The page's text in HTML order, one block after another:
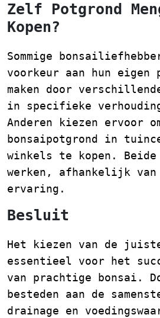
Zelf Potgrond
Kopen?
Sommige
voorkeur aan hun eigen
maken door
in specifieke
Anderen kiezen ervoor
bonsaipotgrond in
winkels te kopen. Beide
werken, afhankelijk van
ervaring.
Besluit
Het kiezen van de
essentieel voor het
van prachtige bonsai.
besteden aan de
drainage en